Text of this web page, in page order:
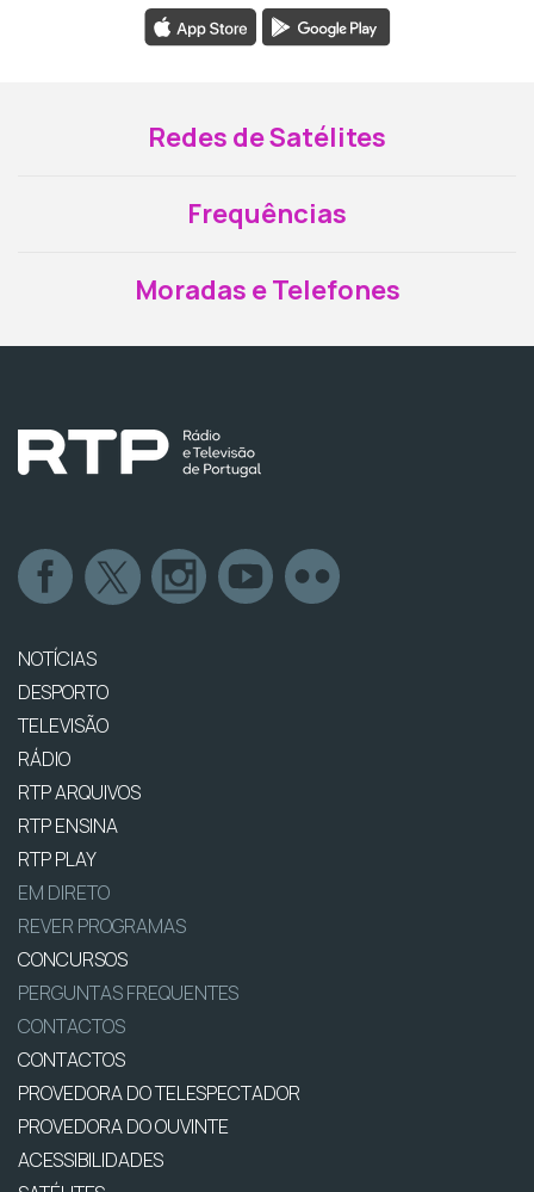
Redes de Satélites
Frequências
Moradas e Telefones
NOTÍCIAS
DESPORTO
TELEVISÃO
RÁDIO
RTP ARQUIVOS
RTP ENSINA
RTP PLAY
EM DIRETO
REVER PROGRAMAS
CONCURSOS
PERGUNTAS FREQUENTES
CONTACTOS
CONTACTOS
PROVEDORA DO TELESPECTADOR
PROVEDORA DO OUVINTE
ACESSIBILIDADES